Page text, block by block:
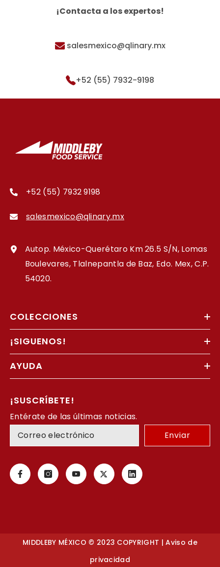
¡Contacta a los expertos!
salesmexico@qlinary.mx
+52 (55) 7932-9198
+52 (55) 7932 9198
salesmexico@qlinary.mx
Autop. México-Querétaro Km 26.5 S/N, Lomas
Boulevares, Tlalnepantla de Baz, Edo. Mex, C.P.
54020.
COLECCIONES
¡SIGUENOS!
AYUDA
¡SUSCRÍBETE!
Entérate de las últimas noticias.
Enviar
MIDDLEBY MÉXICO © 2023 COPYRIGHT |Aviso de
privacidad